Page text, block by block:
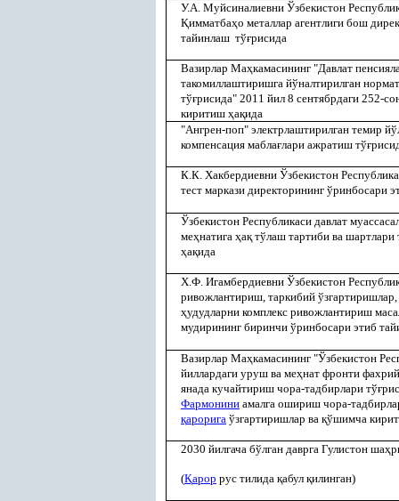
У.А. Муйсиналиевни Ўзбекистон
Қимматбаҳо металлар агентлиги бош
тайинлаш тўғрисида
Вазирлар Маҳкамасининг "Давлат
такомиллаштиришга йўналтирилган
тўғрисида" 2011 йил 8 сентябрдаги 252-
киритиш ҳақида
"Ангрен-поп" электрлаштирилган темир
компенсация маблағлари ажратиш тўғ
К.К. Хакбердиевни Ўзбекистон
тест маркази директорининг ўринбосари
Ўзбекистон Республикаси давлат
меҳнатига ҳақтўлаш тартиби ва шартлари
ҳақида
Х.Ф. Игамбердиевни Ўзбекистон
ривожлантириш, таркибий
ҳудудларни комплекс ривожлантириш
мудирининг биринчи ўринбосари этиб
Вазирлар Маҳкамасининг "Ўзбекистон
йиллардаги уруш ва меҳнат фронти
янада кучайтириш чора-тадбирлари тўғ
Фармонини амалга ошириш чора-
қарорига ўзгартиришлар ва қўшимча
2030 йилгача бўлган даврга Гулистон шаҳ
(Қарор рус тилида қабул қилинган)